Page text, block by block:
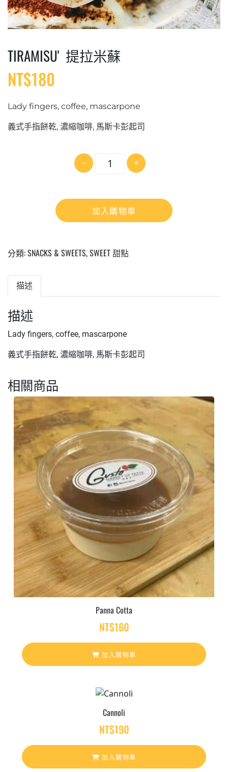
TIRAMISUʼ 提拉米蘇
NT$180
Lady fingers, coffee, mascarpone
義式手指餅乾, 濃縮咖啡, 馬斯卡彭起司
-
數
量
+
加入購物車
分類:SNACKS & SWEETS,SWEET 甜點
描述
描述
Lady fingers, coffee, mascarpone
義式手指餅乾, 濃縮咖啡, 馬斯卡彭起司
相關商品
Panna Cotta
NT$160
加入購物車
Cannoli
NT$190
加入購物車